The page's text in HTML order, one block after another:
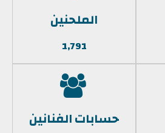
الملحنين
1,791
حسابات الفنانين